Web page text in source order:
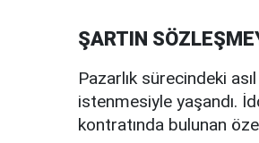
ŞARTIN
Pazarlık sürecindeki
istenmesiyle yaşandı.
kontratında bulunan